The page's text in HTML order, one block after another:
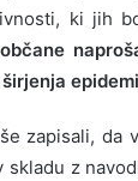
ki jih
zapisali, da
z